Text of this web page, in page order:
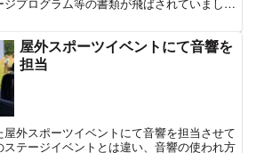
屋外スポーツイベントにて音響を
担当
外スポーツイベントにて音響を担当させて
テージイベントとは違い、音響の使われ方